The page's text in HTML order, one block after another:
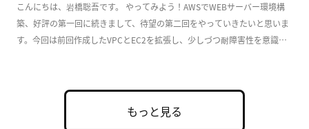
こんにちは、岩橋聡吾です。 やってみよう！AWSでWEBサーバー環境構
築、好評の第一回に続きまして、待望の第二回をやっていきたいと思いま
す。今回は前回作成したVPCとEC2を拡張し、少しづつ耐障害性を意識し
もっと見る